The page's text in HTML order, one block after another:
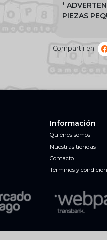
*
PIEZAS
Compartir en:
Información
Quiénes somos
Nuestras tiendas
Contacto
Términos y